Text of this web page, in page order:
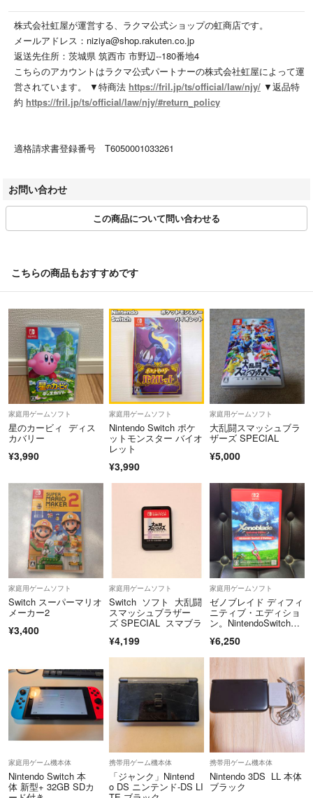
株式会社虹屋が運営する、ラクマ公式ショップの虹商店です。
メールアドレス：niziya@shop.rakuten.co.jp
返送先住所：茨城県 筑西市 市野辺--180番地4
こちらのアカウントはラクマ公式パートナーの株式会社虹屋によって運
営されています。 ▼特商法 https://fril.jp/ts/official/law/njy/ ▼返品特
約 https://fril.jp/ts/official/law/njy/#return_policy
適格請求書登録番号 T6050001033261
お問い合わせ
この商品について問い合わせる
こちらの商品もおすすめです
家庭用ゲームソフト
星のカービィ ディス
カバリー
¥3,990
家庭用ゲームソフト
Nintendo Switch ポケ
ットモンスター バイオ
レット
¥3,990
家庭用ゲームソフト
大乱闘スマッシュブラ
ザーズ SPECIAL
¥5,000
家庭用ゲームソフト
Switch スーパーマリオ
メーカー2
¥3,400
家庭用ゲームソフト
Switch ソフト 大乱闘
スマッシュブラザー
ズ SPECIAL スマブラ
¥4,199
家庭用ゲームソフト
ゼノブレイド ディフィ
ニティブ・エディショ
ン。NintendoSwitch
¥6,250
家庭用ゲーム機本体
Nintendo Switch 本
体 新型+ 32GB SDカ
携帯用ゲーム機本体
「ジャンク」Nintend
o DS ニンテンド-DS LI
携帯用ゲーム機本体
Nintendo 3DS LL 本体
ブラック